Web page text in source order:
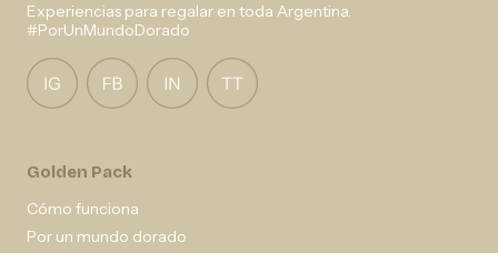
Experiencias para regalar en toda Argentina.
#PorUnMundoDorado
Golden Pack
Cómo funciona
Por un mundo dorado